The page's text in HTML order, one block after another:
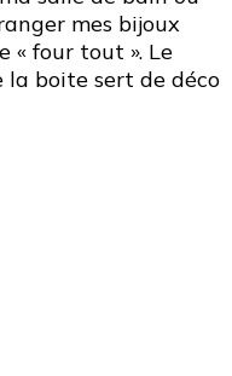
mes bijoux
« four tout ». Le
boite sert de déco